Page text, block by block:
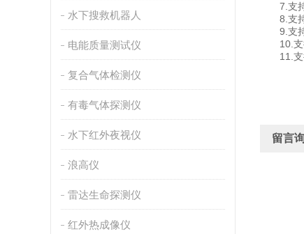
水下搜救机器人
电能质量测试仪
复合气体检测仪
有毒气体探测仪
水下红外夜视仪
浪高仪
雷达生命探测仪
红外热成像仪
7.支持
8.支持
9.支持
10.支
11.支
留言